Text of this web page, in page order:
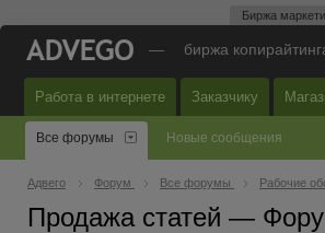
Биржа
— биржа
Работа в интернете Заказчику
Все форумы Новые сообщения
Адвего Форум Все форумы Рабочие
Продажа статей —